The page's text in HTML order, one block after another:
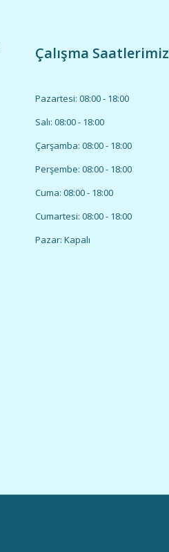
Çalışma Saatlerimiz
Pazartesi: 08:00 - 18:00
Salı: 08:00 - 18:00
Çarşamba: 08:00 - 18:00
Perşembe: 08:00 - 18:00
Cuma: 08:00 - 18:00
Cumartesi: 08:00 - 18:00
Pazar: Kapalı